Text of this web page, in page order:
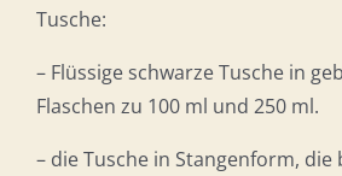
Tusche:
– Flüssige schwarze Tusche in
Flaschen zu 100 ml und 250 ml.
– die Tusche in Stangenform, die